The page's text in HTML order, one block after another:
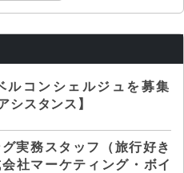
ルコンシェルジュを募集
シスタンス】
実務スタッフ（旅行好き
社マーケティング・ボイ